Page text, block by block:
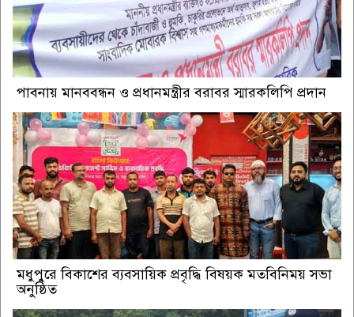
পাবনায় মানববন্ধন ও প্রধানমন্ত্রীর বরাবর স্মারকলিপি প্রদান
মধুপুরে বিকাশের ব্যবসায়িক প্রবৃদ্ধি বিষয়ক মতবিনিময় সভা
অনুষ্ঠিত